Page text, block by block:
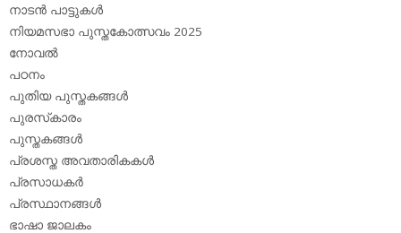
നാടന്‍ പാട്ടുകള്‍
നിയമസഭാ പുസ്തകോത്സവം 2025
നോവല്‍
പഠനം
പുതിയ പുസ്തകങ്ങള്‍
പുരസ്‌കാരം
പുസ്തകങ്ങള്‍
പ്രശസ്ത അവതാരികകള്‍
പ്രസാധകര്‍
പ്രസ്ഥാനങ്ങള്‍
ഭാഷാ ജാലകം